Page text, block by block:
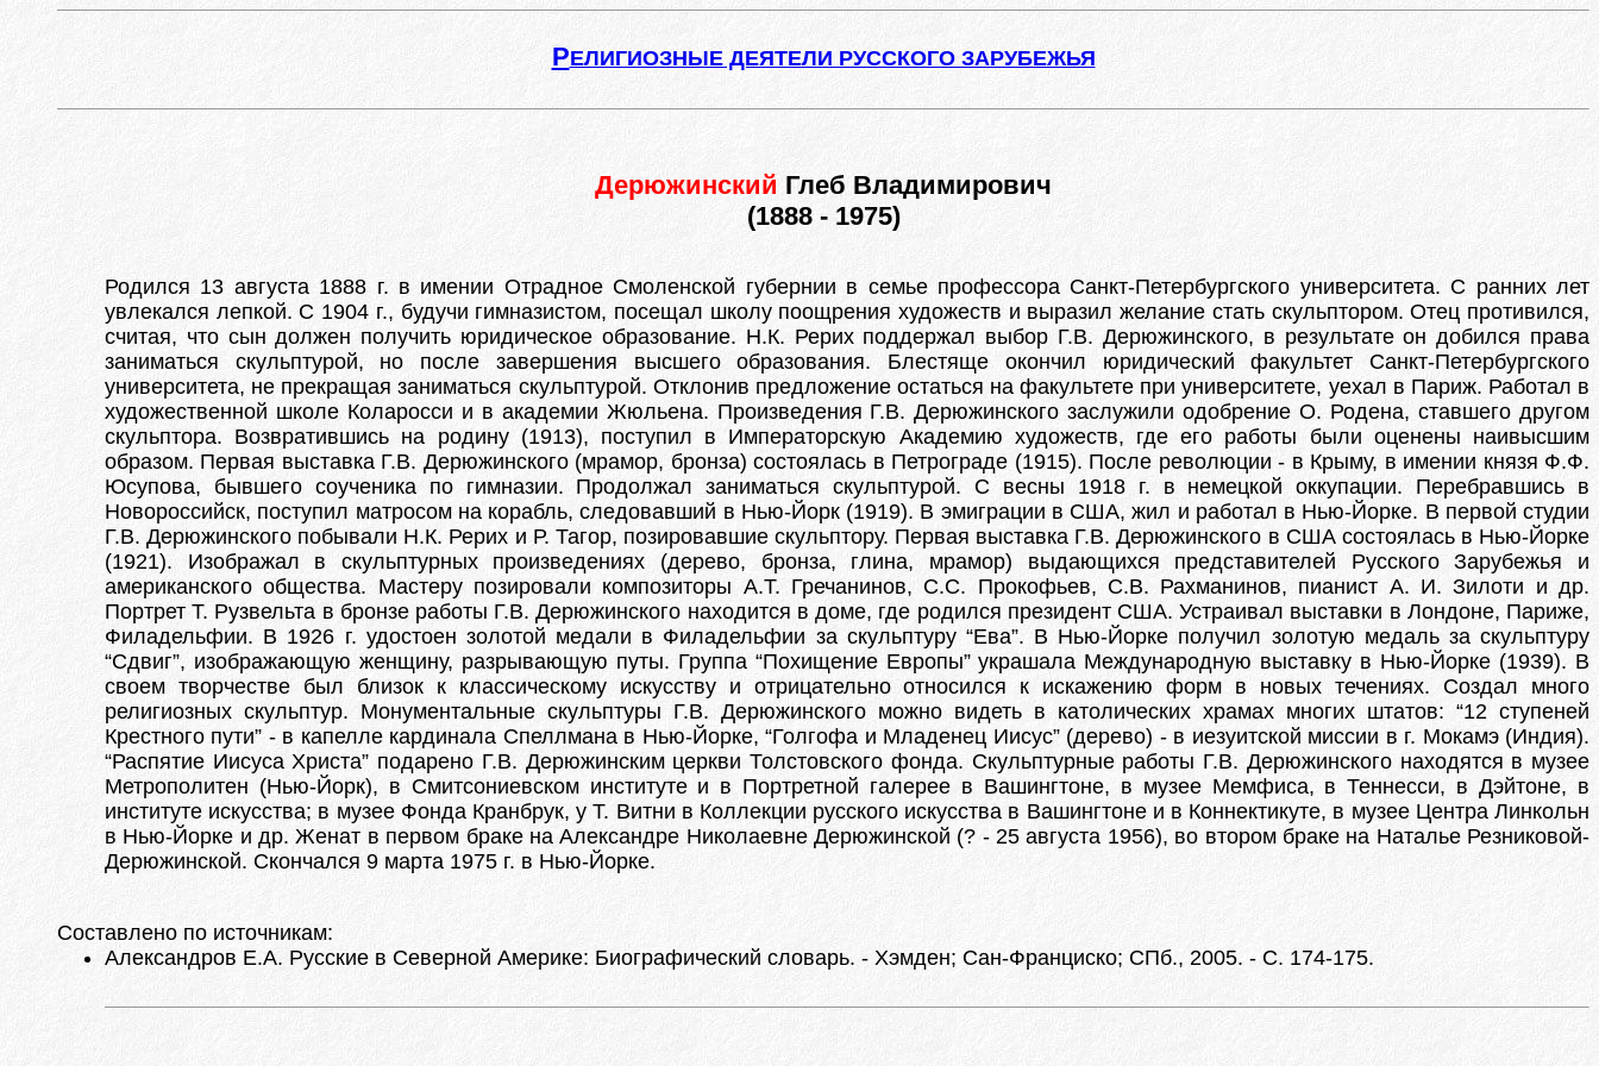
РЕЛИГИОЗНЫЕ ДЕЯТЕЛИ РУССКОГО ЗАРУБЕЖЬЯ
Дерюжинский Глеб Владимирович
(1888 - 1975)
Родился 13 августа 1888 г. в имении Отрадное Смоленской губернии в семье профессора Санкт-Петербургского университета. С ранних лет
увлекался лепкой. С 1904 г., будучи гимназистом, посещал школу поощрения художеств и выразил желание стать скульптором. Отец противился,
считая, что сын должен получить юридическое образование. Н.К. Рерих поддержал выбор Г.В. Дерюжинского, в результате он добился права
заниматься скульптурой, но после завершения высшего образования. Блестяще окончил юридический факультет Санкт-Петербургского
университета, не прекращая заниматься скульптурой. Отклонив предложение остаться на факультете при университете, уехал в Париж. Работал в
художественной школе Коларосси и в академии Жюльена. Произведения Г.В. Дерюжинского заслужили одобрение О. Родена, ставшего другом
скульптора. Возвратившись на родину (1913), поступил в Императорскую Академию художеств, где его работы были оценены наивысшим
образом. Первая выставка Г.В. Дерюжинского (мрамор, бронза) состоялась в Петрограде (1915). После революции - в Крыму, в имении князя Ф.Ф.
Юсупова, бывшего соученика по гимназии. Продолжал заниматься скульптурой. С весны 1918 г. в немецкой оккупации. Перебравшись в
Новороссийск, поступил матросом на корабль, следовавший в Нью-Йорк (1919). В эмиграции в США, жил и работал в Нью-Йорке. В первой студии
Г.В. Дерюжинского побывали Н.К. Рерих и Р. Тагор, позировавшие скульптору. Первая выставка Г.В. Дерюжинского в США состоялась в Нью-Йорке
(1921). Изображал в скульптурных произведениях (дерево, бронза, глина, мрамор) выдающихся представителей Русского Зарубежья и
американского общества. Мастеру позировали композиторы А.Т. Гречанинов, С.С. Прокофьев, С.В. Рахманинов, пианист А. И. Зилоти и др.
Портрет Т. Рузвельта в бронзе работы Г.В. Дерюжинского находится в доме, где родился президент США. Устраивал выставки в Лондоне, Париже,
Филадельфии. В 1926 г. удостоен золотой медали в Филадельфии за скульптуру “Ева”. В Нью-Йорке получил золотую медаль за скульптуру
“Сдвиг”, изображающую женщину, разрывающую путы. Группа “Похищение Европы” украшала Международную выставку в Нью-Йорке (1939). В
своем творчестве был близок к классическому искусству и отрицательно относился к искажению форм в новых течениях. Создал много
религиозных скульптур. Монументальные скульптуры Г.В. Дерюжинского можно видеть в католических храмах многих штатов: “12 ступеней
Крестного пути” - в капелле кардинала Спеллмана в Нью-Йорке, “Голгофа и Младенец Иисус” (дерево) - в иезуитской миссии в г. Мокамэ (Индия).
“Распятие Иисуса Христа” подарено Г.В. Дерюжинским церкви Толстовского фонда. Скульптурные работы Г.В. Дерюжинского находятся в музее
Метрополитен (Нью-Йорк), в Смитсониевском институте и в Портретной галерее в Вашингтоне, в музее Мемфиса, в Теннесси, в Дэйтоне, в
институте искусства; в музее Фонда Кранбрук, у Т. Витни в Коллекции русского искусства в Вашингтоне и в Коннектикуте, в музее Центра Линкольн
в Нью-Йорке и др. Женат в первом браке на Александре Николаевне Дерюжинской (? - 25 августа 1956), во втором браке на Наталье Резниковой-
Дерюжинской. Скончался 9 марта 1975 г. в Нью-Йорке.
Составлено по источникам:
Александров Е.А. Русские в Северной Америке: Биографический словарь. - Хэмден; Сан-Франциско; СПб., 2005. - С. 174-175.